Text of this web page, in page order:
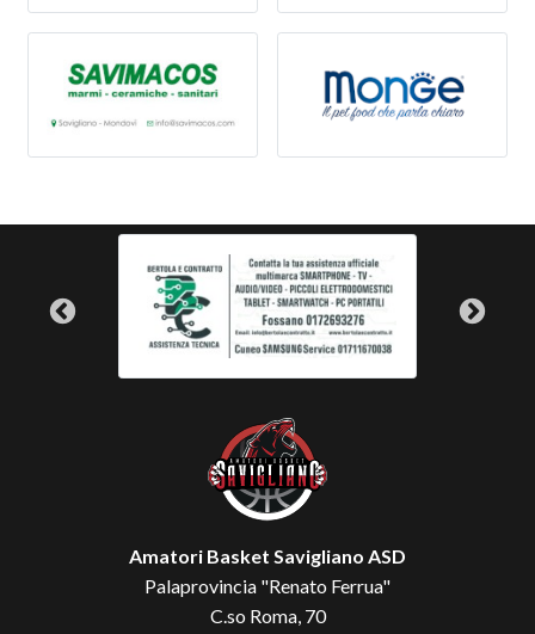
Amatori Basket Savigliano ASD
Palaprovincia "Renato Ferrua"
C.so Roma, 70